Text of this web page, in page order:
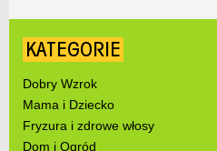
KATEGORIE
Dobry Wzrok
Mama i Dziecko
Fryzura i zdrowe włosy
Dom i Ogród